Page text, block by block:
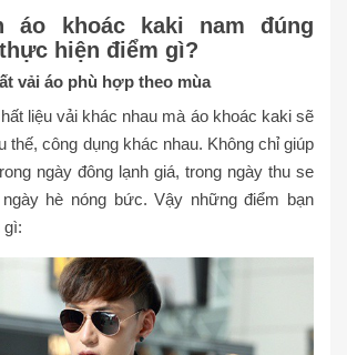
áo khoác kaki nam đúng
hiện điểm gì?
vải áo phù hợp theo mùa
liệu vải khác nhau mà áo khoác kaki sẽ
thế, công dụng khác nhau. Không chỉ giúp
ngày đông lạnh giá, trong ngày thu se
hè nóng bức. Vậy những điểm bạn
gì: